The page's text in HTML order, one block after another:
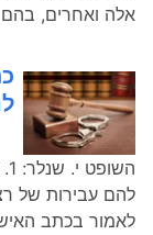
אלה ואחרים,
להם עבירות של
לאמור בכתב